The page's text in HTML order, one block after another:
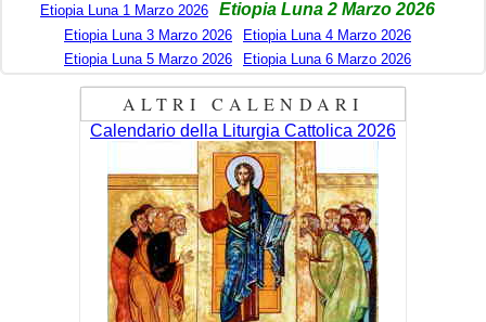
Etiopia Luna 1 Marzo 2026
Etiopia Luna 2 Marzo 2026
Etiopia Luna 3 Marzo 2026
Etiopia Luna 4 Marzo 2026
Etiopia Luna 5 Marzo 2026
Etiopia Luna 6 Marzo 2026
ALTRI CALENDARI
Calendario della Liturgia Cattolica 2026